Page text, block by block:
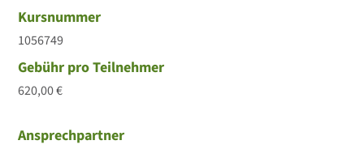
Kursnummer
1056749
Gebühr pro Teilnehmer
620,00 €
Ansprechpartner